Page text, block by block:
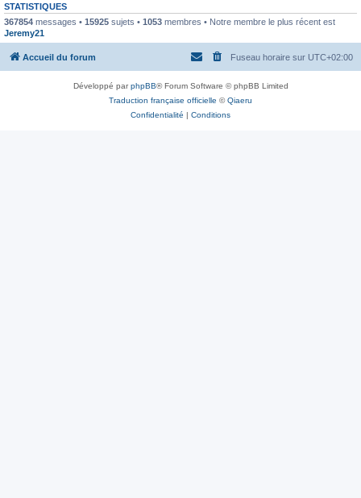
STATISTIQUES
367854 messages • 15925 sujets • 1053 membres • Notre membre le plus récent est
Jeremy21
Accueil du forum Fuseau horaire sur UTC+02:00
Développé parphpBB® Forum Software © phpBB Limited
Traduction française officielle ©Qiaeru
Confidentialité | Conditions